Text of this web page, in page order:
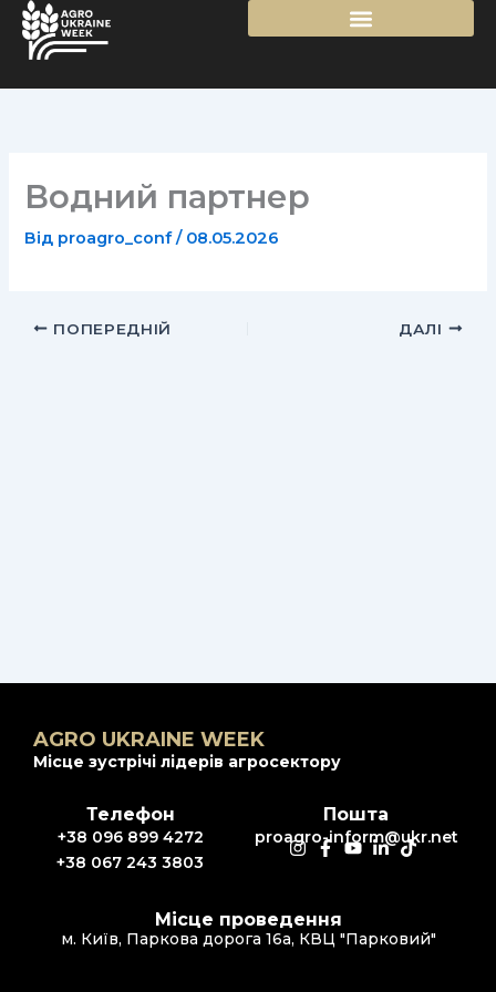
Перейти
вмісту
Водний партнер
Від proagro_conf/ 08.05.2026
ПОПЕРЕДНІЙ ДАЛІ
AGRO UKRAINE WEEK
Місце зустрічі лідерів агросектору
Телефон
+38 096 899 4272
+38 067 243 3803
Пошта
proagro-inform@ukr.net
Місце проведення
м. Київ, Паркова дорога 16а, КВЦ "Парковий"